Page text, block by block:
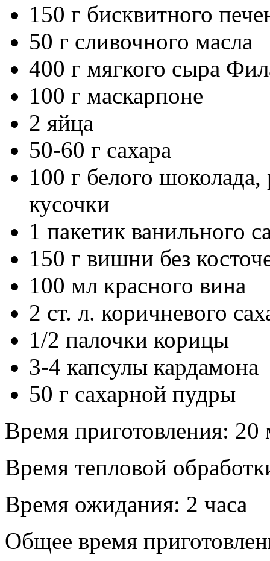
150 г бисквитного
50 г сливочного масла
400 г мягкого сыра
100 г маскарпоне
2 яйца
50-60 г сахара
100 г белого
кусочки
1 пакетик ванильного
150 г вишни без
100 мл красного вина
2 ст. л. коричневого
1/2 палочки корицы
3-4 капсулы кардамона
50 г сахарной пудры
Время приготовления: 20
Время тепловой
Время ожидания: 2 часа
Общее время